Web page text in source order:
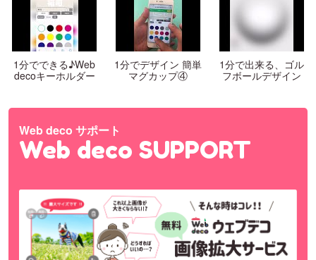
1分でできる♪Web
decoキーホルダー
1分でデザイン 簡単
マグカップ④
1分で出来る、ゴル
フボールデザイン
Web deco サポート
Web deco SUPPORT